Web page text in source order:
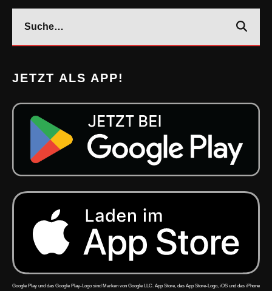
JETZT ALS APP!
Google Play und das Google Play-Logo sind Marken von Google LLC. App Store, das App Store-Logo, iOS und das iPhone